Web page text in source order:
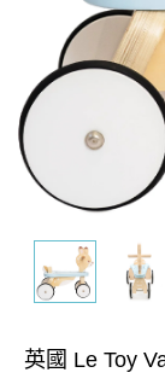
英國 Le Toy